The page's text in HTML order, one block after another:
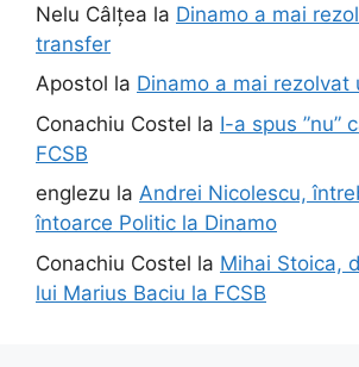
Nelu Câlțea la Dinamo a mai
transfer
Apostol la Dinamo a mai rezolvat
Conachiu Costel la I-a spus ”nu”
FCSB
englezu la Andrei Nicolescu,
întoarce Politic la Dinamo
Conachiu Costel la Mihai Stoica,
lui Marius Baciu la FCSB